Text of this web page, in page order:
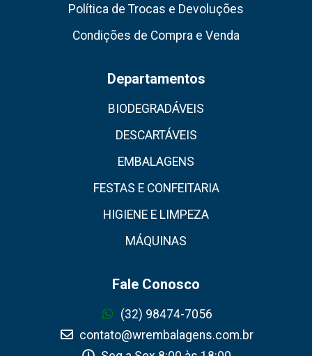
Política de Trocas e Devoluções
Condições de Compra e Venda
Departamentos
BIODEGRADÁVEIS
DESCARTÁVEIS
EMBALAGENS
FESTAS E CONFEITARIA
HIGIENE E LIMPEZA
MÁQUINAS
Fale Conosco
(32) 98474-7056
contato@wrembalagens.com.br